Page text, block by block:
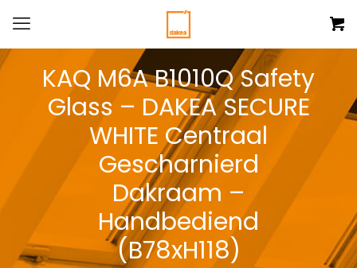
KAQ M6A B1010Q Safety
Glass – DAKEA SECURE
WHITE Centraal
Gescharnierd
Dakraam –
Handbediend
(B78xH118)